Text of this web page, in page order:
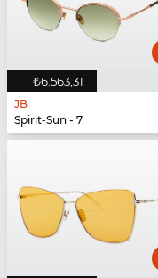
₺6.563,31
JB
Spirit-Sun - 7